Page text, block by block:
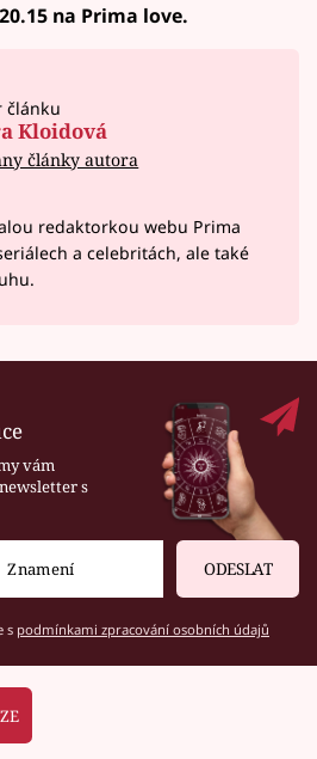
na Prima love.
článku
Kloidová
články autora
redaktorkou webu Prima
a celebritách, ale také
vám
s
ODESLAT
s podmínkami zpracování osobních údajů